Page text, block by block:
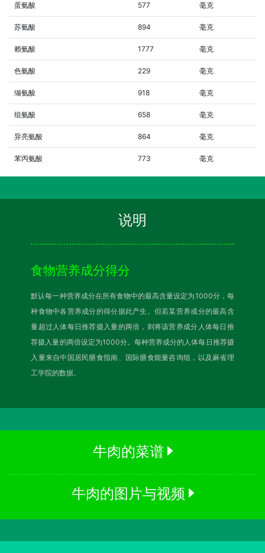
蛋氨酸 577 毫克
苏氨酸 894 毫克
赖氨酸 1777 毫克
色氨酸 229 毫克
缬氨酸 918 毫克
组氨酸 658 毫克
异亮氨酸 864 毫克
苯丙氨酸 773 毫克
说明
食物营养成分得分
默认每一种营养成分在所有食物中的最高含量设定为1000分，每
种食物中各营养成分的得分据此产生。但若某营养成分的最高含
量超过人体每日推荐摄入量的两倍，则将该营养成分人体每日推
荐摄入量的两倍设定为1000分。每种营养成分的人体每日推荐摄
入量来自中国居民膳食指南、国际膳食能量咨询组，以及麻省理
工学院的数据。
牛肉的菜谱
牛肉的图片与视频